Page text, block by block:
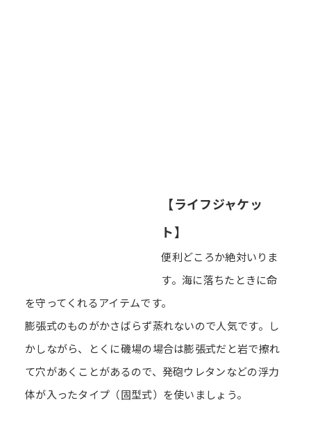
【ライフジャケッ
ト】
便利どころか絶対いりま
す。海に落ちたときに命
を守ってくれるアイテムです。
膨張式のものがかさばらず蒸れないので人気です。し
かしながら、とくに磯場の場合は膨張式だと岩で擦れ
て穴があくことがあるので、発砲ウレタンなどの浮力
体が入ったタイプ（固型式）を使いましょう。